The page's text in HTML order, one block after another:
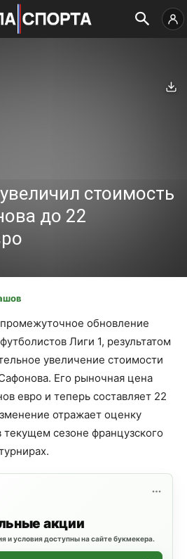
стоимость
до 22
обновление
Лиги 1, результатом
увеличение стоимости
Его рыночная цена
евро и теперь составляет 22
отражает оценку
текущем сезоне французского
акции
и условия доступны на сайте букмекера.